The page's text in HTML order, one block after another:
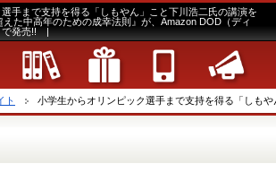
手まで支持を得る「しもやん」こと下川浩二氏の講演を
た中高年のための成幸法則』が、Amazon DOD（ディ
）で発売!! |
ト 小学生からオリンピック選手まで支持を得る「しも